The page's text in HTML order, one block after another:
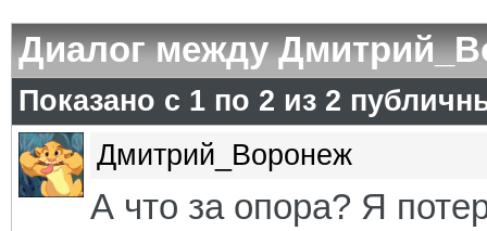
Диалог между
Показано с 1 по 2 из 2
Дмитрий_Воронеж
А что за опора? Я